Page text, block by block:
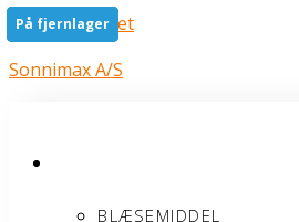
Gå til indholdet
Sonnimax A/S
BLÆSEMIDDEL
På fjernlager
På fjernlager
På fjernlager
På fjernlager